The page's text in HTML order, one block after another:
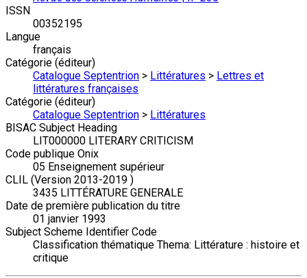
ISSN
00352195
Langue
français
Catégorie (éditeur)
Catalogue Septentrion > Littératures > Lettres et
littératures françaises
Catégorie (éditeur)
Catalogue Septentrion > Littératures
BISAC Subject Heading
LIT000000 LITERARY CRITICISM
Code publique Onix
05 Enseignement supérieur
CLIL (Version 2013-2019 )
3435 LITTÉRATURE GENERALE
Date de première publication du titre
01 janvier 1993
Subject Scheme Identifier Code
Classification thématique Thema: Littérature : histoire et
critique